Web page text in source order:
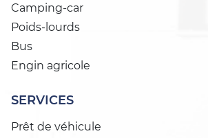
Camping-car
Poids-lourds
Bus
Engin agricole
SERVICES
Prêt de véhicule